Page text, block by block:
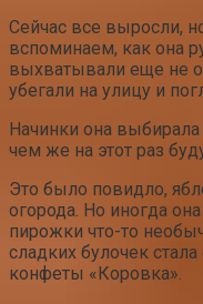
Сейчас все выросли,
вспоминаем, как она
выхватывали еще не
убегали на улицу и
Начинки она
чем же на этот раз
Это было повидло,
огорода. Но иногда
пирожки что-то
сладких булочек
конфеты «Коровка».